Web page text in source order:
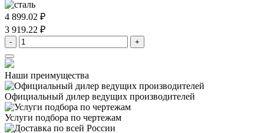
4 899.02 ₽
3 919.22 ₽
- +
Наши преимущества
Официальный дилер ведущих производителей
Услуги подбора по чертежам